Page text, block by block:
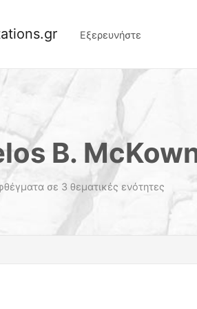
Εξερευνήστε
B.
σε 3 θεματικές ενότητες